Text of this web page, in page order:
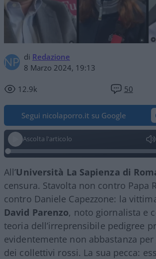
di Redazione
8 Marzo 2024, 19:13
12.9k 50
Segui nicolaporro.it su Google
Ascolta l'articolo
All’Università La Sapienza di
censura. Stavolta non contro Papa
contro Daniele Capezzone: la
David Parenzo, noto giornalista e
teoria dell’irreprensibile pedigree
evidentemente non abbastanza
dei collettivi rossi. La sua pecca: